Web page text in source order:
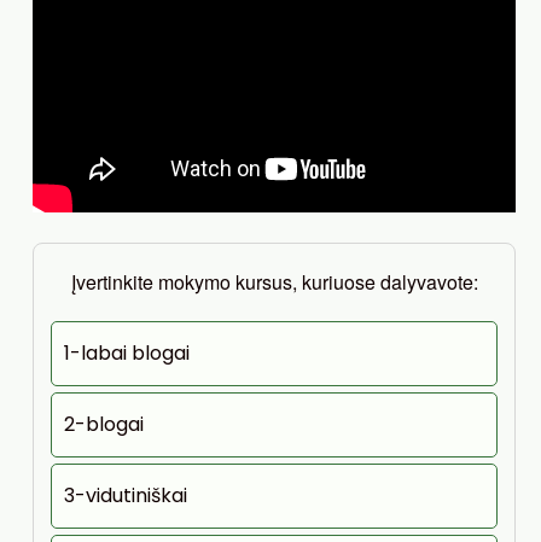
Įvertinkite mokymo kursus, kuriuose dalyvavote:
1-labai blogai
2-blogai
3-vidutiniškai